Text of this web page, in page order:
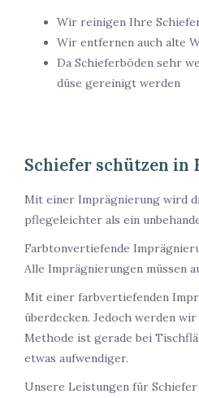
Wir reinigen Ihre
Wir entfernen auch alte
Da Schieferböden sehr
düse gereinigt werden
Schiefer schützen in
Mit einer Imprägnierung wird
pflegeleichter als ein
Farbtonvertiefende
Alle Imprägnierungen müssen
Mit einer farbvertiefenden
überdecken. Jedoch werden
Methode ist gerade bei
etwas aufwendiger.
Unsere Leistungen für